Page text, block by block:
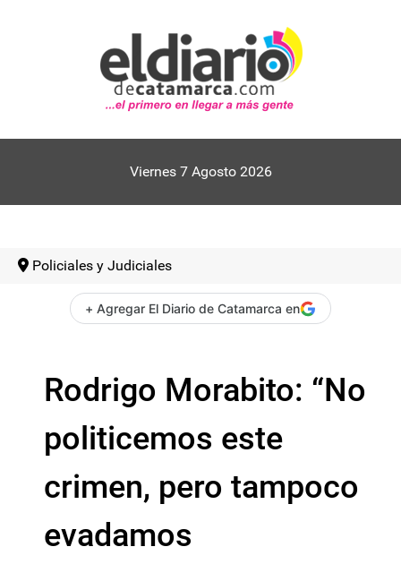
Viernes 7 Agosto 2026
Policiales y Judiciales
+ Agregar El Diario de Catamarca en
Rodrigo Morabito: “No
politicemos este
crimen, pero tampoco
evadamos